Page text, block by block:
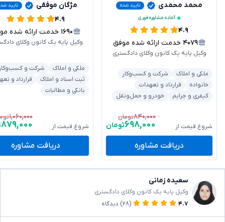
محمد محمدی
تایید شده
آماده مشاوره فوری
۴.۹
۴۰۷۹ خدمت ارائه شده موفق
وکیل پایه یک کانون وکلای دادگستری
ملکی و املاک
شرکت و کسب‌وکار
خانواده
قرارداد و تعهدات
کیفری و جرایم
خودرو و حمل‌ونقل
شروع قیمت از
۸۴۰,۰۰۰تومان
۶۹۸,۰۰۰تومان
دریافت مشاوره
مژگان موفقی تایید
۴.۹
۱۶۹۰ خدمت ارائه شده موفق
وکیل پایه یک کانون وکلای
ملکی و املاک
شرکت و
ثبت اسناد و املاک
قرارداد و
بانکی و مطالبات
شروع قیمت از
۱,۰۶۰,۰۰۰
۸۷۹,۰۰۰
دریافت مشاوره
سعیده زمانی
وکیل پایه یک کانون وکلای دادگستری
۴.۷
(۲۸) دیدگاه